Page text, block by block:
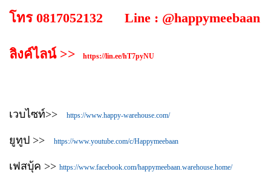
โทร 0817052132 Line : @happymeebaan
ลิงค์ไลน์ >> https://lin.ee/hT7pyNU
เวบไซท์>> https://www.happy-warehouse.com/
ยูทูป >> https://www.youtube.com/c/Happymeebaan
เฟสบุ้ค >> https://www.facebook.com/happymeebaan.warehouse.home/